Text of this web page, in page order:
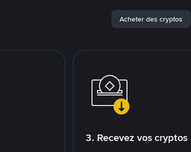
Acheter des cryptos
3. Recevez vos cryptos